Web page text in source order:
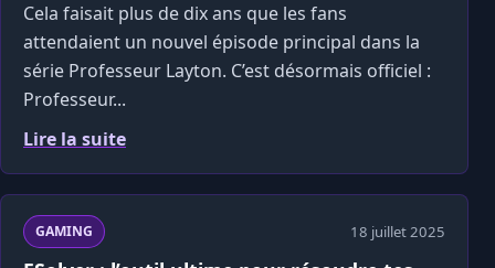
Cela faisait plus de dix ans que les fans
attendaient un nouvel épisode principal dans la
série Professeur Layton. C’est désormais officiel :
Professeur...
Lire la suite
GAMING 18 juillet 2025